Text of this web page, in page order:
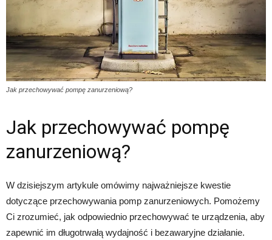
Jak przechowywać pompę zanurzeniową?
Jak przechowywać pompę
zanurzeniową?
W dzisiejszym artykule omówimy najważniejsze kwestie
dotyczące przechowywania pomp zanurzeniowych. Pomożemy
Ci zrozumieć, jak odpowiednio przechowywać te urządzenia, aby
zapewnić im długotrwałą wydajność i bezawaryjne działanie.